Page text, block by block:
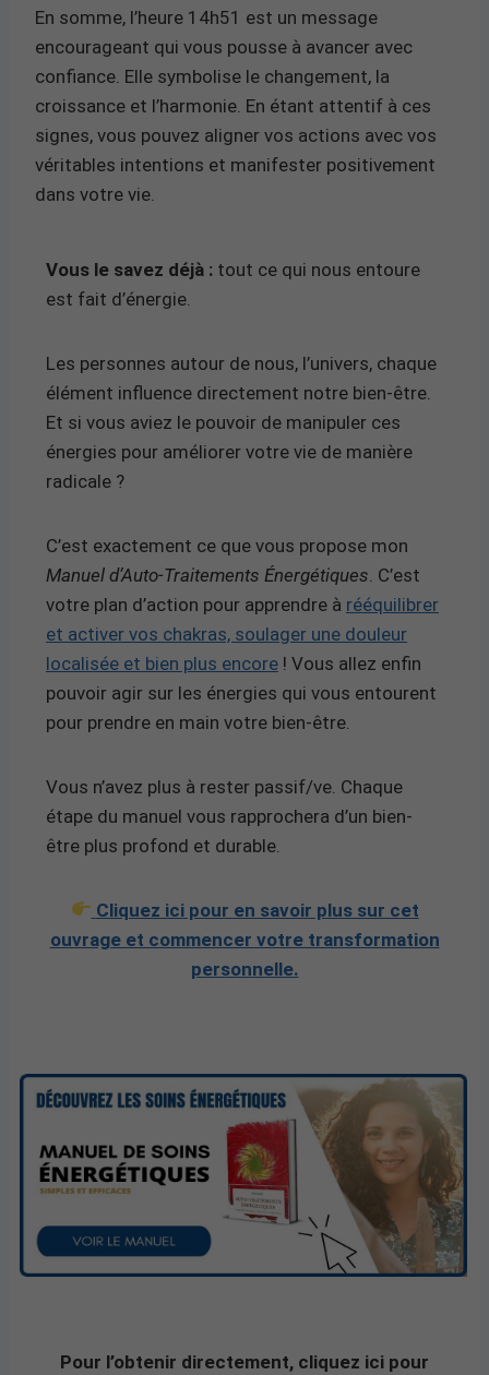
En somme, l’heure 14h51 est un message
encourageant qui vous pousse à avancer avec
confiance. Elle symbolise le changement, la
croissance et l’harmonie. En étant attentif à ces
signes, vous pouvez aligner vos actions avec vos
véritables intentions et manifester positivement
dans votre vie.
Vous le savez déjà : tout ce qui nous entoure
est fait d’énergie.
Les personnes autour de nous, l’univers, chaque
élément influence directement notre bien-être.
Et si vous aviez le pouvoir de manipuler ces
énergies pour améliorer votre vie de manière
radicale ?
C’est exactement ce que vous propose mon
Manuel d’Auto-Traitements Énergétiques . C’est
votre plan d’action pour apprendre à rééquilibrer
et activer vos chakras, soulager une douleur
localisée et bien plus encore ! Vous allez enfin
pouvoir agir sur les énergies qui vous entourent
pour prendre en main votre bien-être.
Vous n’avez plus à rester passif/ve. Chaque
étape du manuel vous rapprochera d’un bien-
être plus profond et durable.
Cliquez ici pour en savoir plus sur cet
ouvrage et commencer votre transformation
personnelle.
Pour l’obtenir directement, cliquez ici pour